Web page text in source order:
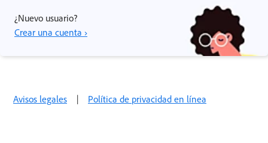
¿Nuevo usuario?
Crear una cuenta ›
Avisos legales | Política de privacidad en línea